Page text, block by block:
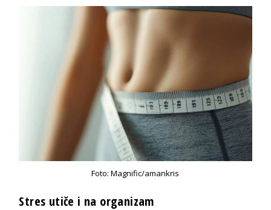
Foto: Magnific/amankris
Stres utiče i na organizam